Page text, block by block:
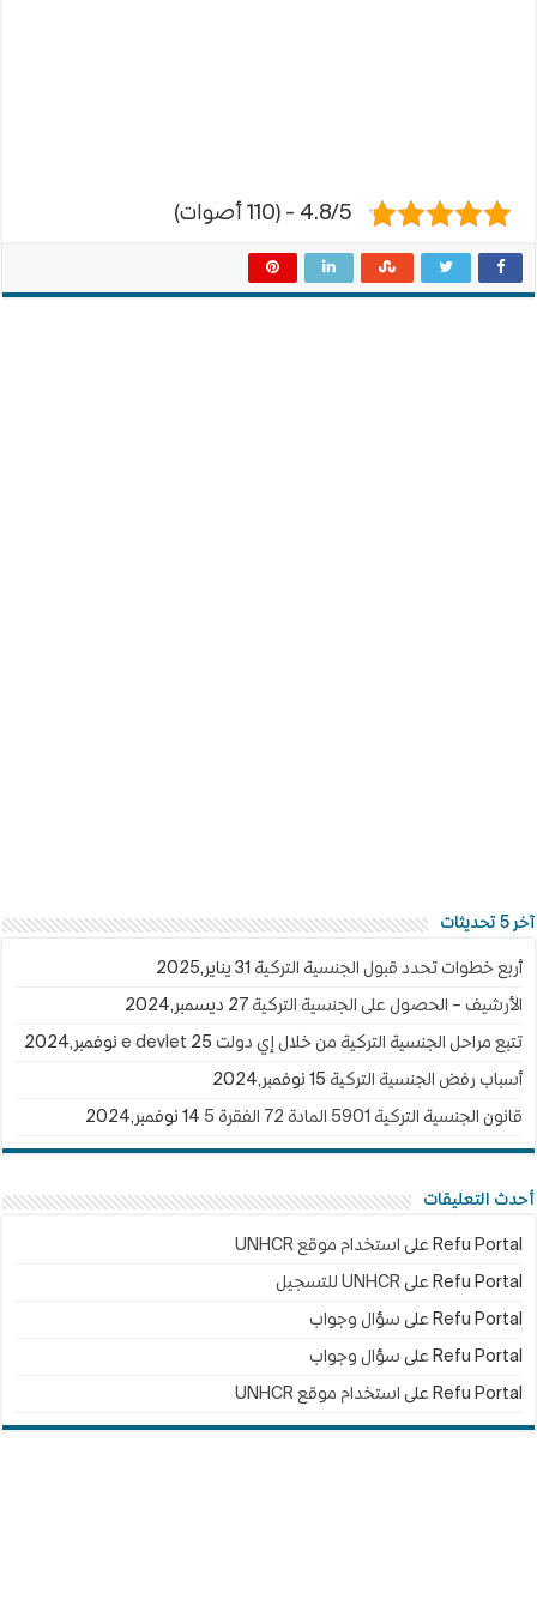
4.8/5 - (110 أصوات)
آخر 5 تحديثات
أربع خطوات تحدد قبول الجنسية التركية 31 يناير,2025
الأرشيف – الحصول على الجنسية التركية 27 ديسمبر,2024
تتبع مراحل الجنسية التركية من خلال إي دولت e devlet 25 نوفمبر,2024
أسباب رفض الجنسية التركية 15 نوفمبر,2024
قانون الجنسية التركية 5901 المادة 72 الفقرة 5 14 نوفمبر,2024
أحدث التعليقات
Refu Portal على استخدام موقع UNHCR
Refu Portal على UNHCR للتسجيل
Refu Portal على سؤال وجواب
Refu Portal على سؤال وجواب
Refu Portal على استخدام موقع UNHCR